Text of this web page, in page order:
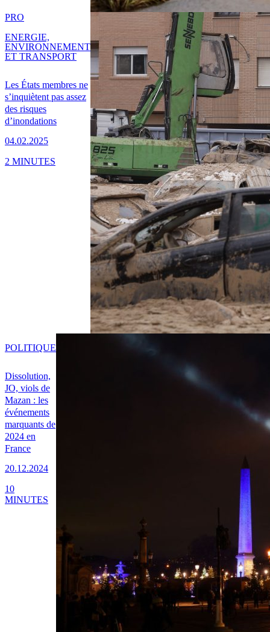
Les États membres ne
s’inquiètent pas assez
des risques
d’inondations
04.02.2025
PRO
ENERGIE,
ENVIRONNEMENT
ET TRANSPORT
2 MINUTES
Dissolution,
JO, viols de
Mazan : les
événements
marquants de
2024 en
France
20.12.2024
POLITIQUE
10
MINUTES